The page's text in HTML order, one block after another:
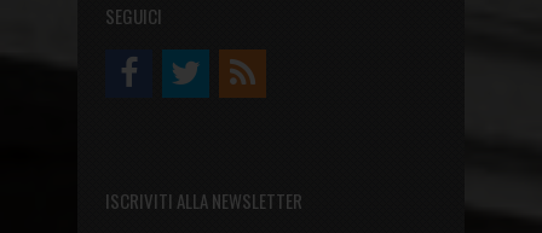
SEGUICI
ISCRIVITI ALLA NEWSLETTER